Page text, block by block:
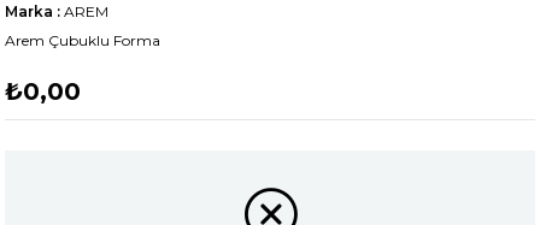
Marka : AREM
Arem Çubuklu Forma
₺0,00